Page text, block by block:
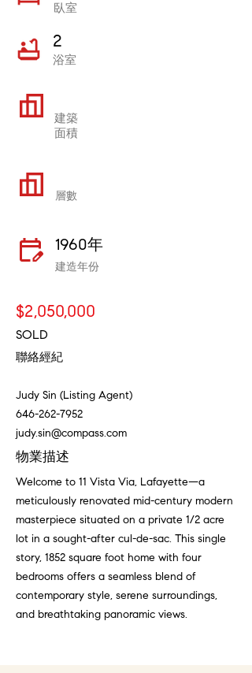
臥室
2
浴室
建築
面積
層數
1960年
建造年份
$2,050,000
SOLD
聯絡經紀
Judy Sin (Listing Agent)
646-262-7952
judy.sin@compass.com
物業描述
Welcome to 11 Vista Via, Lafayette—a
meticulously renovated mid-century modern
masterpiece situated on a private 1/2 acre
lot in a sought-after cul-de-sac. This single
story, 1852 square foot home with four
bedrooms offers a seamless blend of
contemporary style, serene surroundings,
and breathtaking panoramic views.